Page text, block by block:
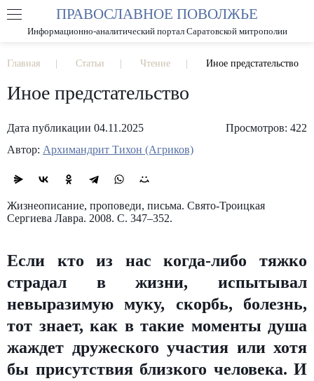
РАЗМЕР ШРИФТА А А
ПРАВОСЛАВНОЕ ПОВОЛЖЬЕ
Информационно-аналитический портал Саратовской митрополии
Главная Статьи Чтение Иное предстательство
Иное предстательство
Дата публикации 04.11.2025
Просмотров: 422
Автор: Архимандрит Тихон (Агриков)
Жизнеописание, проповеди, письма. Свято-Троицкая
Сергиева Лавра. 2008. С. 347–352.
Если кто из нас когда-либо тяжко
страдал в жизни, испытывал
невыразимую муку, скорбь, болезнь,
тот знает, как в такие моменты душа
жаждет дружеского участия или хотя
бы присутствия близкого человека. И